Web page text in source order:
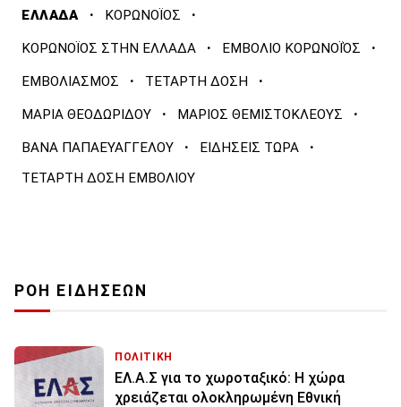
ΕΛΛΑΔΑ · ΚΟΡΩΝΟΪΟΣ ·
ΚΟΡΩΝΟΪΟΣ ΣΤΗΝ ΕΛΛΑΔΑ · ΕΜΒΟΛΙΟ ΚΟΡΩΝΟΪΌΣ ·
ΕΜΒΟΛΙΑΣΜΟΣ · ΤΕΤΑΡΤΗ ΔΟΣΗ ·
ΜΑΡΙΑ ΘΕΟΔΩΡΙΔΟΥ · ΜΑΡΙΟΣ ΘΕΜΙΣΤΟΚΛΕΟΥΣ ·
ΒΑΝΑ ΠΑΠΑΕΥΑΓΓΕΛΟΥ · ΕΙΔΗΣΕΙΣ ΤΩΡΑ ·
ΤΕΤΑΡΤΗ ΔΟΣΗ ΕΜΒΟΛΙΟΥ
ΡΟΗ ΕΙΔΗΣΕΩΝ
ΠΟΛΙΤΙΚΗ
ΕΛ.Α.Σ για το χωροταξικό: Η χώρα
χρειάζεται ολοκληρωμένη Εθνική